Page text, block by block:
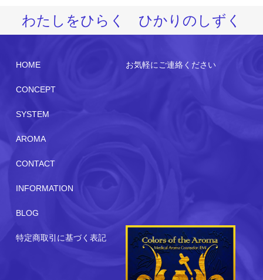
わたしをひらく ひかりのしずく
HOME
CONCEPT
SYSTEM
AROMA
CONTACT
INFORMATION
BLOG
お気軽にご連絡ください
特定商取引に基づく表記